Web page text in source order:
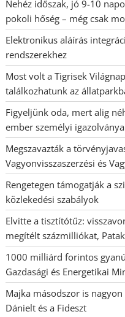
Nehéz időszak, jó 9-10
pokoli hőség – még csak
Elektronikus aláírás
rendszerekhez
Most volt a Tigrisek
találkozhatunk az
Figyeljünk oda, mert alig
ember személyi
Megszavazták a
Vagyonvisszaszerzési és
Rengetegen támogatják a
közlekedési szabályok
Elvitte a tisztítótűz:
megítélt százmilliókat,
1000 milliárd forintos
Gazdasági és Energetikai
Majka másodszor is
Dánielt és a Fideszt